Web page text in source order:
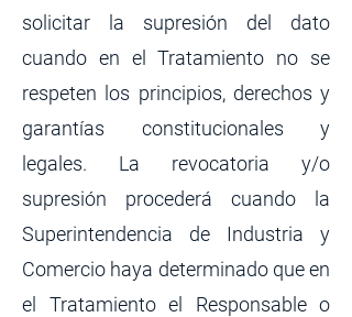
solicitar la supresión del dato
cuando en el Tratamiento no se
respeten los principios, derechos y
garantías constitucionales y
legales. La revocatoria y/o
supresión procederá cuando la
Superintendencia de Industria y
Comercio haya determinado que en
el Tratamiento el Responsable o